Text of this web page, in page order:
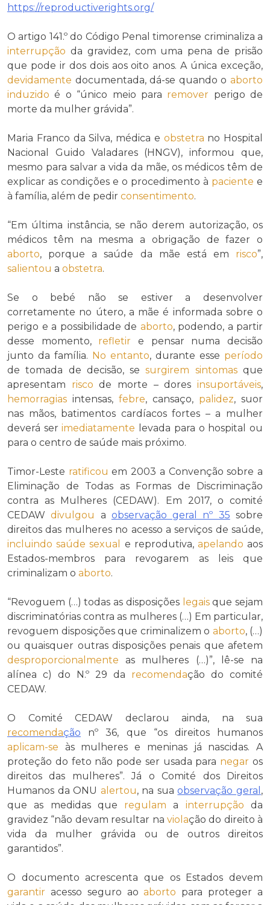
https://reproductiverights.org/
O artigo 141.º do Código Penal timorense criminaliza a
interrupção da gravidez, com uma pena de prisão
que pode ir dos dois aos oito anos. A única exceção,
devidamente documentada, dá-se quando o aborto
induzido é o “único meio para remover perigo de
morte da mulher grávida”.
Maria Franco da Silva, médica e obstetra no Hospital
Nacional Guido Valadares (HNGV), informou que,
mesmo para salvar a vida da mãe, os médicos têm de
explicar as condições e o procedimento à paciente e
à família, além de pedir consentimento.
“Em última instância, se não derem autorização, os
médicos têm na mesma a obrigação de fazer o
aborto, porque a saúde da mãe está em risco”,
salientou a obstetra.
Se o bebé não se estiver a desenvolver
corretamente no útero, a mãe é informada sobre o
perigo e a possibilidade de aborto, podendo, a partir
desse momento, refletir e pensar numa decisão
junto da família. No entanto, durante esse período
de tomada de decisão, sesurgirem sintomasque
apresentam risco de morte – doresinsuportáveis,
hemorragias intensas, febre, cansaço, palidez, suor
nas mãos, batimentos cardíacos fortes – a mulher
deverá serimediatamente levada para o hospital ou
para o centro de saúde mais próximo.
Timor-Leste ratificou em 2003 a Convenção sobre a
Eliminação de Todas as Formas de Discriminação
contra as Mulheres (CEDAW). Em 2017, o comité
CEDAWdivulgou a observação geral nº 35 sobre
direitos das mulheres no acesso a serviços de saúde,
incluindo saúde sexual e reprodutiva, apelando aos
Estados-membros para revogarem as leis que
criminalizam o aborto.
“Revoguem (…) todas as disposições legaisque sejam
discriminatórias contra as mulheres (…) Em particular,
revoguem disposições que criminalizem o aborto, (…)
ou quaisquer outras disposições penais que afetem
desproporcionalmente as mulheres (…)”, lê-se na
alínea c) do N.º 29 da recomendação do comité
CEDAW.
O Comité CEDAW declarou ainda, na sua
recomendação nº 36, que “os direitos humanos
aplicam-se às mulheres e meninas já nascidas. A
proteção do feto não pode ser usada para negar os
direitos das mulheres”. Já o Comité dos Direitos
Humanos da ONU alertou, na suaobservação geral ,
que as medidas que regulam a interrupção da
gravidez “não devam resultar na violação do direito à
vida da mulher grávida ou de outros direitos
garantidos”.
O documento acrescenta que os Estados devem
garantir acesso seguro aoaborto para proteger a